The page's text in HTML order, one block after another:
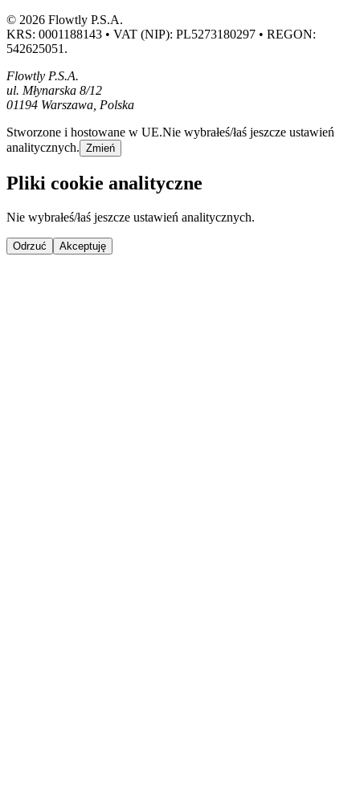
© 2026 Flowtly P.S.A.
KRS: 0001188143 • VAT (NIP): PL5273180297 • REGON:
542625051.
Flowtly P.S.A.
ul. Młynarska 8/12
01194 Warszawa, Polska
Stworzone i hostowane w UE.Nie wybrałeś/łaś jeszcze ustawień
analitycznych. Zmień
Pliki cookie analityczne
Nie wybrałeś/łaś jeszcze ustawień analitycznych.
Odrzuć Akceptuję